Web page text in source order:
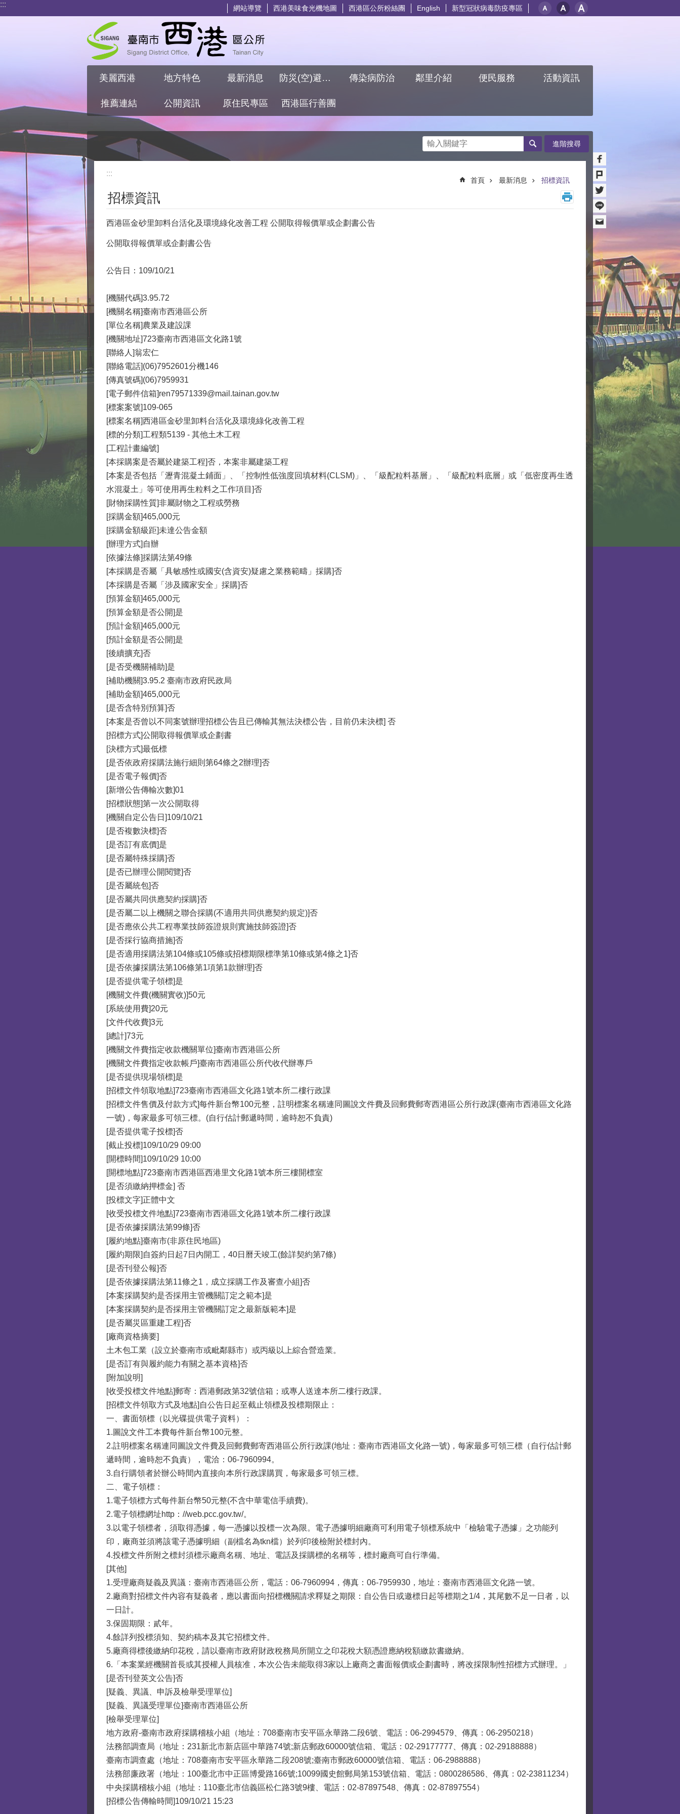
跳到主要內容區塊
::: 網站導覽 西港美味食光機地圖 西港區公所粉絲團 English 新型冠狀病毒防疫專區
美麗西港 地方特色 最新消息 防災(空)避難專區 傳染病防治 鄰里介紹 便民服務 活動資訊
推薦連結 公開資訊 原住民專區 西港區行善團
搜尋 進階搜尋
:::
首頁 最新消息 招標資訊
招標資訊
西港區金砂里卸料台活化及環境綠化改善工程 公開取得報價單或企劃書公告
公開取得報價單或企劃書公告
公告日：109/10/21
[機關代碼]3.95.72
[機關名稱]臺南市西港區公所
[單位名稱]農業及建設課
[機關地址]723臺南市西港區文化路1號
[聯絡人]翁宏仁
[聯絡電話](06)7952601分機146
[傳真號碼](06)7959931
[電子郵件信箱]ren79571339@mail.tainan.gov.tw
[標案案號]109-065
[標案名稱]西港區金砂里卸料台活化及環境綠化改善工程
[標的分類]工程類5139 - 其他土木工程
[工程計畫編號]
[本採購案是否屬於建築工程]否，本案非屬建築工程
[本案是否包括「瀝青混凝土鋪面」、「控制性低強度回填材料(CLSM)」、「級配粒料基層」、「級配粒料底層」或「低密度再生透
水混凝土」等可使用再生粒料之工作項目]否
[財物採購性質]非屬財物之工程或勞務
[採購金額]465,000元
[採購金額級距]未達公告金額
[辦理方式]自辦
[依據法條]採購法第49條
[本採購是否屬「具敏感性或國安(含資安)疑慮之業務範疇」採購]否
[本採購是否屬「涉及國家安全」採購]否
[預算金額]465,000元
[預算金額是否公開]是
[預計金額]465,000元
[預計金額是否公開]是
[後續擴充]否
[是否受機關補助]是
[補助機關]3.95.2 臺南市政府民政局
[補助金額]465,000元
[是否含特別預算]否
[本案是否曾以不同案號辦理招標公告且已傳輸其無法決標公告，目前仍未決標] 否
[招標方式]公開取得報價單或企劃書
[決標方式]最低標
[是否依政府採購法施行細則第64條之2辦理]否
[是否電子報價]否
[新增公告傳輸次數]01
[招標狀態]第一次公開取得
[機關自定公告日]109/10/21
[是否複數決標]否
[是否訂有底價]是
[是否屬特殊採購]否
[是否已辦理公開閱覽]否
[是否屬統包]否
[是否屬共同供應契約採購]否
[是否屬二以上機關之聯合採購(不適用共同供應契約規定)]否
[是否應依公共工程專業技師簽證規則實施技師簽證]否
[是否採行協商措施]否
[是否適用採購法第104條或105條或招標期限標準第10條或第4條之1]否
[是否依據採購法第106條第1項第1款辦理]否
[是否提供電子領標]是
[機關文件費(機關實收)]50元
[系統使用費]20元
[文件代收費]3元
[總計]73元
[機關文件費指定收款機關單位]臺南市西港區公所
[機關文件費指定收款帳戶]臺南市西港區公所代收代辦專戶
[是否提供現場領標]是
[招標文件領取地點]723臺南市西港區文化路1號本所二樓行政課
[招標文件售價及付款方式]每件新台幣100元整，註明標案名稱連同圖說文件費及回郵費郵寄西港區公所行政課(臺南市西港區文化路
一號)，每家最多可領三標。(自行估計郵遞時間，逾時恕不負責)
[是否提供電子投標]否
[截止投標]109/10/29 09:00
[開標時間]109/10/29 10:00
[開標地點]723臺南市西港區西港里文化路1號本所三樓開標室
[是否須繳納押標金] 否
[投標文字]正體中文
[收受投標文件地點]723臺南市西港區文化路1號本所二樓行政課
[是否依據採購法第99條]否
[履約地點]臺南市(非原住民地區)
[履約期限]自簽約日起7日內開工，40日曆天竣工(餘詳契約第7條)
[是否刊登公報]否
[是否依據採購法第11條之1，成立採購工作及審查小組]否
[本案採購契約是否採用主管機關訂定之範本]是
[本案採購契約是否採用主管機關訂定之最新版範本]是
[是否屬災區重建工程]否
[廠商資格摘要]
土木包工業（設立於臺南市或毗鄰縣市）或丙級以上綜合營造業。
[是否訂有與履約能力有關之基本資格]否
[附加說明]
[收受投標文件地點]郵寄：西港郵政第32號信箱；或專人送達本所二樓行政課。
[招標文件領取方式及地點]自公告日起至截止領標及投標期限止：
一、書面領標（以光碟提供電子資料）：
1.圖說文件工本費每件新台幣100元整。
2.註明標案名稱連同圖說文件費及回郵費郵寄西港區公所行政課(地址：臺南市西港區文化路一號)，每家最多可領三標（自行估計郵
遞時間，逾時恕不負責），電洽：06-7960994。
3.自行購領者於辦公時間內直接向本所行政課購買，每家最多可領三標。
二、電子領標：
1.電子領標方式每件新台幣50元整(不含中華電信手續費)。
2.電子領標網址http：//web.pcc.gov.tw/。
3.以電子領標者，須取得憑據，每一憑據以投標一次為限。電子憑據明細廠商可利用電子領標系統中「檢驗電子憑據」之功能列
印，廠商並須將該電子憑據明細（副檔名為tkn檔）於列印後檢附於標封內。
4.投標文件所附之標封須標示廠商名稱、地址、電話及採購標的名稱等，標封廠商可自行準備。
[其他]
1.受理廠商疑義及異議：臺南市西港區公所，電話：06-7960994，傳真：06-7959930，地址：臺南市西港區文化路一號。
2.廠商對招標文件內容有疑義者，應以書面向招標機關請求釋疑之期限：自公告日或邀標日起等標期之1/4，其尾數不足一日者，以
一日計。
3.保固期限：貳年。
4.餘詳列投標須知、契約稿本及其它招標文件。
5.廠商得標後繳納印花稅，請以臺南市政府財政稅務局所開立之印花稅大額憑證應納稅額繳款書繳納。
6.「本案業經機關首長或其授權人員核准，本次公告未能取得3家以上廠商之書面報價或企劃書時，將改採限制性招標方式辦理。」
[是否刊登英文公告]否
[疑義、異議、申訴及檢舉受理單位]
[疑義、異議受理單位]臺南市西港區公所
[檢舉受理單位]
地方政府-臺南市政府採購稽核小組（地址：708臺南市安平區永華路二段6號、電話：06-2994579、傳真：06-2950218）
法務部調查局（地址：231新北市新店區中華路74號;新店郵政60000號信箱、電話：02-29177777、傳真：02-29188888）
臺南市調查處（地址：708臺南市安平區永華路二段208號;臺南市郵政60000號信箱、電話：06-2988888）
法務部廉政署（地址：100臺北市中正區博愛路166號;10099國史館郵局第153號信箱、電話：0800286586、傳真：02-23811234）
中央採購稽核小組（地址：110臺北市信義區松仁路3號9樓、電話：02-87897548、傳真：02-87897554）
[招標公告傳輸時間]109/10/21 15:23